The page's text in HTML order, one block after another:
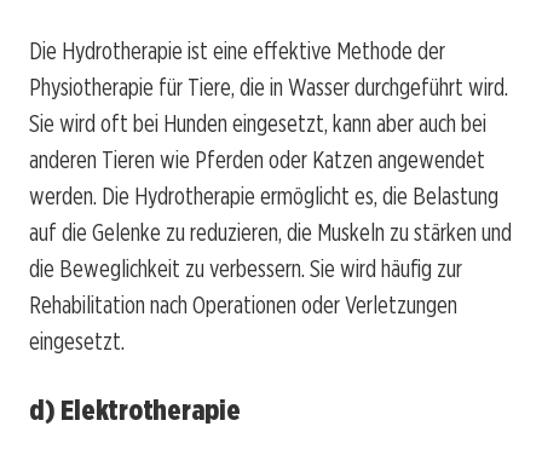
Die Hydrotherapie ist eine effektive Methode der
Physiotherapie für Tiere, die in Wasser durchgeführt wird.
Sie wird oft bei Hunden eingesetzt, kann aber auch bei
anderen Tieren wie Pferden oder Katzen angewendet
werden. Die Hydrotherapie ermöglicht es, die Belastung
auf die Gelenke zu reduzieren, die Muskeln zu stärken und
die Beweglichkeit zu verbessern. Sie wird häufig zur
Rehabilitation nach Operationen oder Verletzungen
eingesetzt.
d) Elektrotherapie